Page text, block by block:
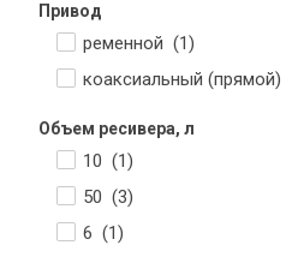
Привод
ременной (1)
коаксиальный
Объем ресивера, л
10 (1)
50 (3)
6 (1)